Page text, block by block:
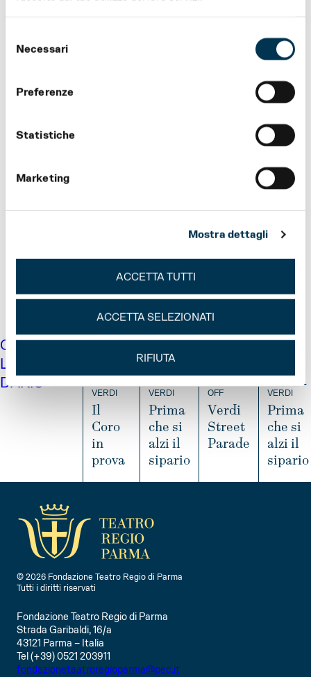
delNecessari
Preferenze
Statistiche
Marketing
Mostra dettagli
ACCETTA TUTTI
ACCETTA SELEZIONATI
RIFIUTA
Opera
Verdi
Off
Regio
CA
LEN
DARIO
VERDI
Il
Coro
in
prova
F
O
12 SET
VERDI
Prima
che si
alzi il
sipario
OFF
Verdi
Street
Parade
I
FESTIVAL
VERDI
Prima
che si
alzi il
sipario
© 2026 Fondazione Teatro Regio di Parma
Tutti i diritti riservati
Fondazione Teatro Regio di Parma
Strada Garibaldi, 16/a
43121 Parma – Italia
Tel (+39) 0521 203911
fondazioneteatroregioparma@pec.it